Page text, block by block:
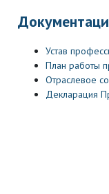
Устав
План работы
Отраслевое
Декларация